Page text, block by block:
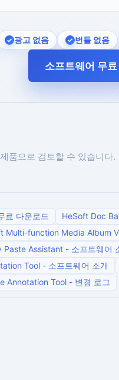
광고 없음 번들 없음
소프트웨어 무
품으로 검토할 수 있습니다.
료 다운로드 HeSoft Doc
Multi-function Media Album
Paste Assistant - 소프트웨어
Tool - 소프트웨어 소개
Annotation Tool - 변경 로그